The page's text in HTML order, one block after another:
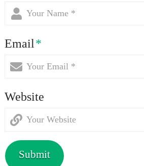
Email*
Website